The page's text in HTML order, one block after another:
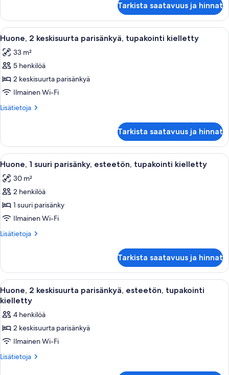
Non
Smoking
kuvat
Queen
Beds,
Accessible,
Smoking
Tarkista saatavuus ja hinnat
Avaa
kaikki
huonetyypin
Huone,
2
keskisuurta
parisänkyä,
tupakointi
kuvat
Hotellihuone, jossa on puinen
4
Huone, 2 keskisuurta parisänkyä, tupakointi kielletty
33 m²
5 henkilöä
2 keskisuurta parisänkyä
Ilmainen Wi-Fi
Lisätietoja
Lisätietoja
keskisuurta
parisänkyä,
tupakointi
Tarkista saatavuus ja hinnat
Avaa
kaikki
huonetyypin
Huone,
1
suuri
parisänky,
esteetön,
kielletty
kuvat
Keittiössä on mikroaaltouuni,
5
Huone, 1 suuri parisänky, esteetön, tupakointi kielletty
30 m²
2 henkilöä
1 suuri parisänky
Ilmainen Wi-Fi
Lisätietoja
Lisätietoja
suuri
parisänky,
esteetön,
tupakointi
Tarkista saatavuus ja hinnat
Avaa
kaikki
huonetyypin
Huone,
2
keskisuurta
parisänkyä,
Moderni hotellihuone, jossa on
3
Huone, 2 keskisuurta parisänkyä, esteetön, tupakointi
kielletty
4 henkilöä
2 keskisuurta parisänkyä
Ilmainen Wi-Fi
Lisätietoja
Lisätietoja